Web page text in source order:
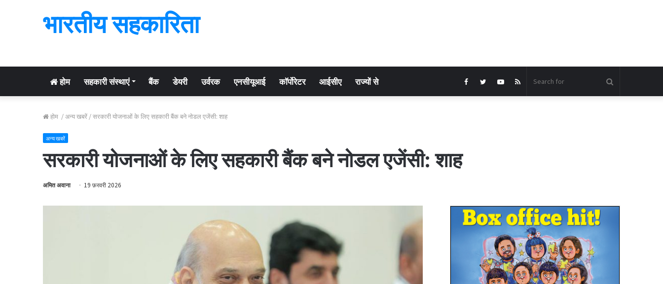
भारतीय सहकारिता
होम सहकारी संस्थाएं बैंक डेयरी उर्वरक एनसीयूआई कॉर्पोरेटर आईसीए राज्यों से RSS
YouTube
Twitter
Facebook
होम /अन्य खबरें /सरकारी योजनाओं के लिए सहकारी बैंक बने नोडल एजेंसी: शाह
अन्य खबरें
सरकारी योजनाओं के लिए सहकारी बैंक बने नोडल एजेंसी: शाह
अमित अवाना 19 फ़रवरी 2026